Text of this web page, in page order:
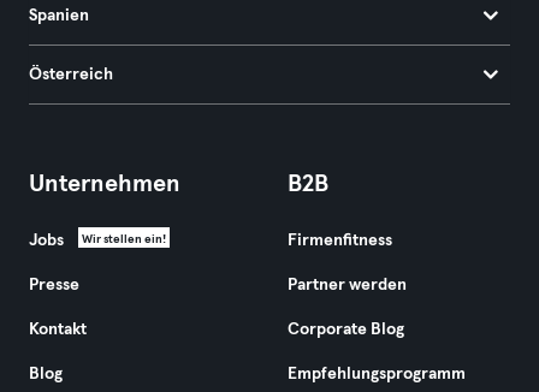
Spanien
Österreich
Unternehmen
Jobs Wir stellen ein!
Presse
Kontakt
Blog
B2B
Firmenfitness
Partner werden
Corporate Blog
Empfehlungsprogramm